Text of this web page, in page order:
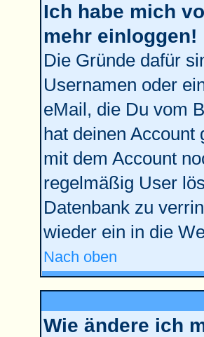
Ich habe mich
mehr einloggen!
Die Gründe dafür
Usernamen oder
eMail, die Du vom
hat deinen
mit dem Account
regelmäßig User
Datenbank zu
wieder ein in die
Nach oben
Wie ändere ich